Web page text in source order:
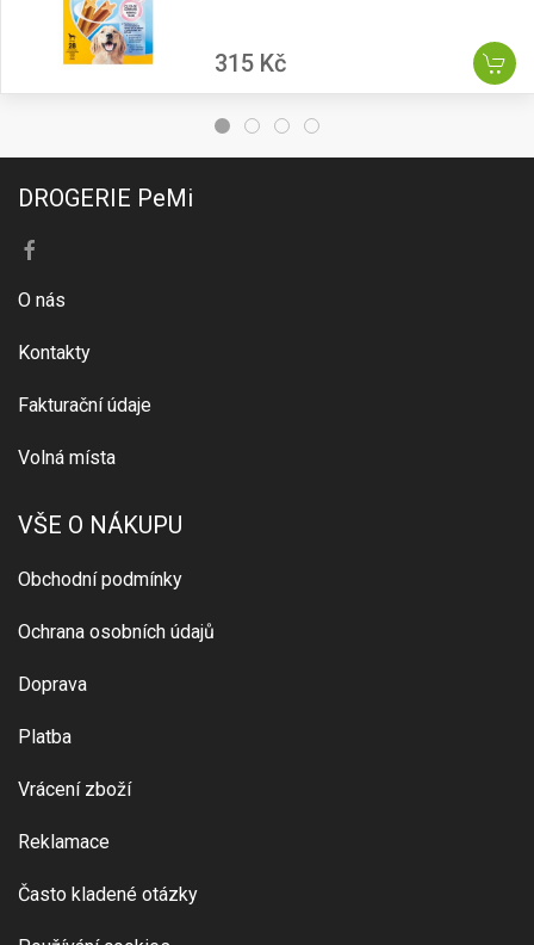
315 Kč
DROGERIE PeMi
O nás
Kontakty
Fakturační údaje
Volná místa
VŠE O NÁKUPU
Obchodní podmínky
Ochrana osobních údajů
Doprava
Platba
Vrácení zboží
Reklamace
Často kladené otázky